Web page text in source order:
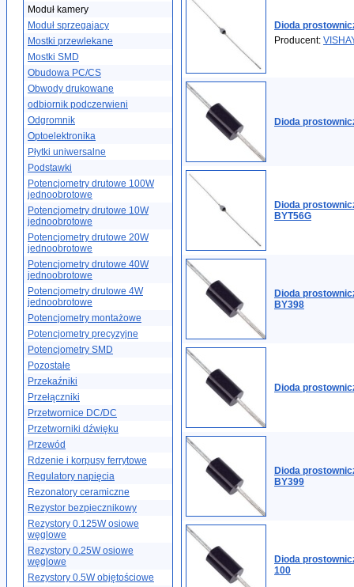
Moduł kamery
Moduł sprzegajacy
Mostki przewlekane
Mostki SMD
Obudowa PC/CS
Obwody drukowane
odbiornik podczerwieni
Odgromnik
Optoelektronika
Płytki uniwersalne
Podstawki
Potencjometry drutowe 100W
jednoobrotowe
Potencjometry drutowe 10W
jednoobrotowe
Potencjometry drutowe 20W
jednoobrotowe
Potencjometry drutowe 40W
jednoobrotowe
Potencjometry drutowe 4W
jednoobrotowe
Potencjometry montażowe
Potencjometry precyzyjne
Potencjometry SMD
Pozostałe
Przekaźniki
Przełączniki
Przetwornice DC/DC
Przetworniki dźwięku
Przewód
Rdzenie i korpusy ferrytowe
Regulatory napięcia
Rezonatory ceramiczne
Rezystor bezpiecznikowy
Rezystory 0.125W osiowe
węglowe
Rezystory 0.25W osiowe
węglowe
Rezystory 0.5W objętościowe
Dioda
Producent:
Dioda
Dioda
BYT56G
Dioda
BY398
Dioda
Dioda
BY399
Dioda
100